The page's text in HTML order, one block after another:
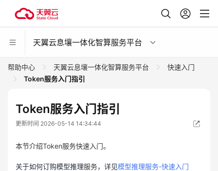
天翼云息壤一体化智算服务平台
帮助中心 天翼云息壤一体化智算服务平台
快速入门
Token服务入门指引
Token服务入门指引
更新时间 2026-05-14 14:34:44
本节介绍Token服务快速入门。
关于如何订购模型推理服务，详见模型推理服务-快速入门